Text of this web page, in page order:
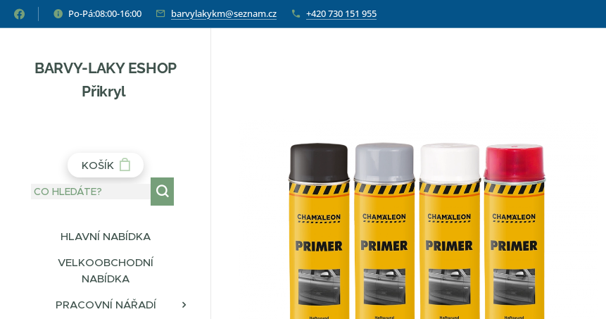
Po-Pá:08:00-16:00 barvylakykm@seznam.cz +420 730 151 955
BARVY-LAKY ESHOP
Přikryl
KOŠÍK
HLAVNÍ NABÍDKA
VELKOOBCHODNÍ
NABÍDKA
PRACOVNÍ NÁŘADÍ